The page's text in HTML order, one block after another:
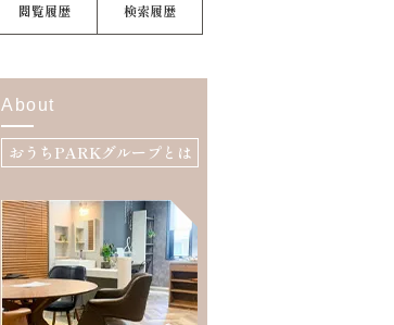
閲覧履歴 検索履歴
About
おうちPARKグループとは